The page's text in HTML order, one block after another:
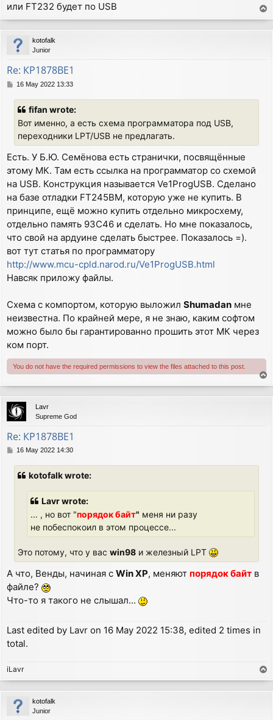
или FT232 будет по USB
o
p
kotofalk
Junior
Re: КР1878ВЕ1
P16 May 2022 13:33
fifan wrote:
Вот именно, а есть схема программатора под USB,
переходники LPT/USB не предлагать.
Есть. У Б.Ю. Семёнова есть странички, посвящённые
этому МК. Там есть ссылка на программатор со схемой
на USB. Конструкция называется Ve1ProgUSB. Сделано
на базе отладки FT245BM, которую уже не купить. В
принципе, ещё можно купить отдельно микросхему,
отдельно память 93C46 и сделать. Но мне показалось,
что свой на ардуине сделать быстрее. Показалось =).
вот тут статья по программатору
http://www.mcu-cpld.narod.ru/Ve1ProgUSB.html
Навсяк приложу файлы.
Схема с компортом, которую выложил Shumadan мне
неизвестна. По крайней мере, я не знаю, каким софтом
можно было бы гарантированно прошить этот МК через
ком порт.
You do not have the required permissions to view the files attached to this post.
o
p
Lavr
Supreme God
Re: КР1878ВЕ1
P16 May 2022 14:30
kotofalk wrote:
Lavr wrote:
... , но вот "порядок байт" меня ни разу
не побеспокоил в этом процессе...
Это потому, что у вас win98 и железный LPT
А что, Венды, начиная с Win XP, меняют порядок байт в
файле?
Что-то я такого не слышал...
Last edited by Lavr on 16 May 2022 15:38, edited 2 times in
total.
iLavr
o
p
kotofalk
Junior